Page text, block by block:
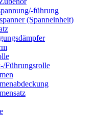
führung
(Spanneinheit)
Führungsrolle